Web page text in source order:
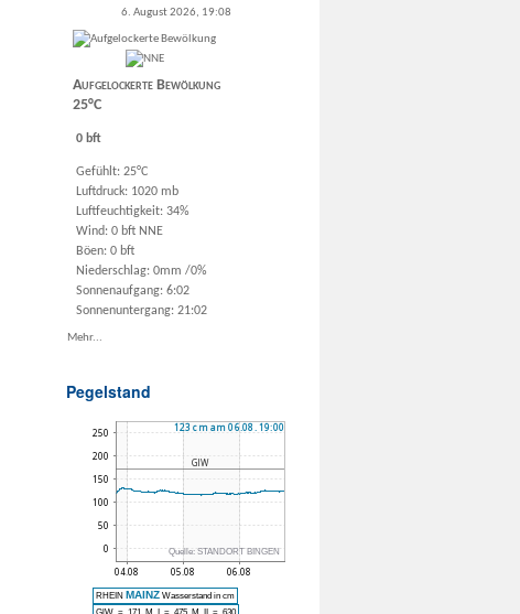
6. August 2026, 19:08
Aufgelockerte Bewölkung
25°C
0 bft
Gefühlt: 25°C
Luftdruck: 1020 mb
Luftfeuchtigkeit: 34%
Wind: 0 bft NNE
Böen: 0 bft
Niederschlag: 0mm /0%
Sonnenaufgang: 6:02
Sonnenuntergang: 21:02
Mehr...
Pegelstand